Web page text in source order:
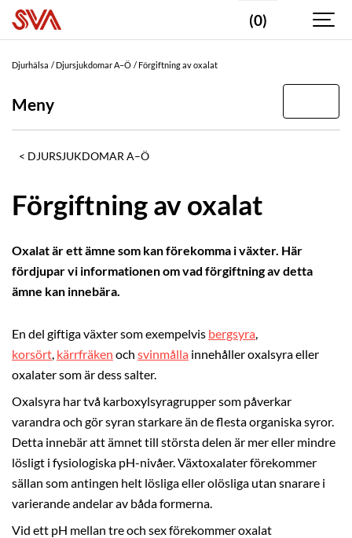
(0)
Djurhälsa Djursjukdomar A–Ö Förgiftning av oxalat
Meny
DJURSJUKDOMAR A–Ö
Förgiftning av oxalat
Oxalat är ett ämne som kan förekomma i växter. Här
fördjupar vi informationen om vad förgiftning av detta
ämne kan innebära.
En del giftiga växter som exempelvis bergsyra,
korsört, kärrfräken och svinmålla innehåller oxalsyra eller
oxalater som är dess salter.
Oxalsyra har två karboxylsyragrupper som påverkar
varandra och gör syran starkare än de flesta organiska syror.
Detta innebär att ämnet till största delen är mer eller mindre
lösligt i fysiologiska pH-nivåer. Växtoxalater förekommer
sällan som antingen helt lösliga eller olösliga utan snarare i
varierande andelar av båda formerna.
Vid ett pH mellan tre och sex förekommer oxalat